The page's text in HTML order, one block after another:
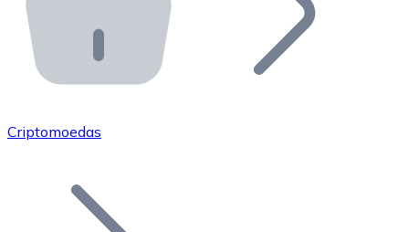
API Bitnovo
Integre nossa API no seu ecossistema.
Junte-se à nossa rede de revendedores e comercialize
Adicione o token do seu projeto ao nosso serviço de
Criptomoedas